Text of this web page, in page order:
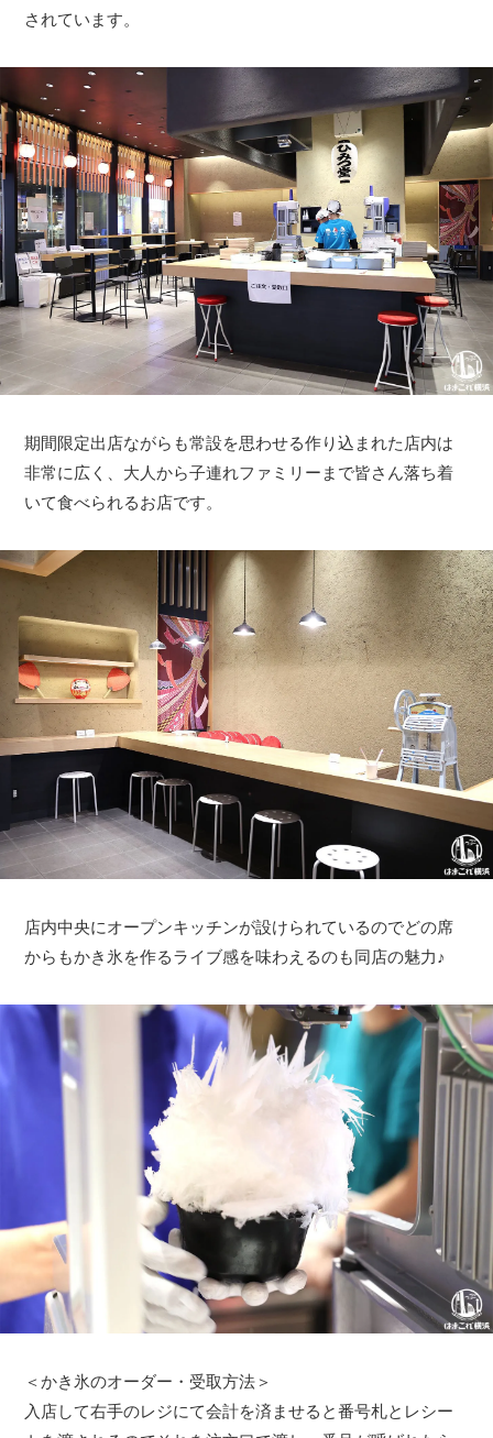
されています。
期間限定出店ながらも常設を思わせる作り込まれた店内は
非常に広く、大人から子連れファミリーまで皆さん落ち着
いて食べられるお店です。
店内中央にオープンキッチンが設けられているのでどの席
からもかき氷を作るライブ感を味わえるのも同店の魅力♪
＜かき氷のオーダー・受取方法＞
入店して右手のレジにて会計を済ませると番号札とレシー